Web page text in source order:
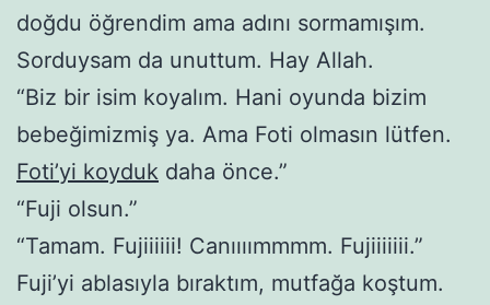
doğdu öğrendim ama adını sormamışım.
Sorduysam da unuttum. Hay Allah.
“Biz bir isim koyalım. Hani oyunda bizim
bebeğimizmiş ya. Ama Foti olmasın lütfen.
Foti’yi koyduk daha önce.”
“Fuji olsun.”
“Tamam. Fujiiiiii! Canıııımmmm. Fujiiiiiii.”
Fuji’yi ablasıyla bıraktım, mutfağa koştum.